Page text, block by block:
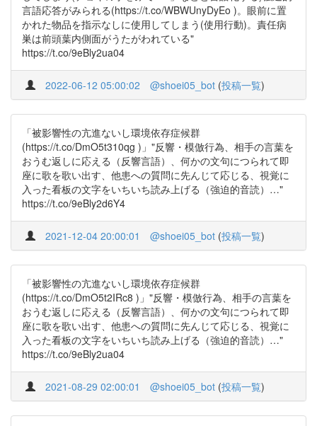
言語応答がみられる(https://t.co/WBWUnyDyEo )。眼前に置
かれた物品を指示なしに使用してしまう(使用行動)。責任病
巣は前頭葉内側面がうたがわれている"
https://t.co/9eBly2ua04
2022-06-12 05:00:02 @shoei05_bot (投稿一覧)
「被影響性の亢進ないし環境依存症候群
(https://t.co/DmO5t310qg )」"反響・模倣行為、相手の言葉を
おうむ返しに応える（反響言語）、何かの文句につられて即
座に歌を歌い出す、他患への質問に先んじて応じる、視覚に
入った看板の文字をいちいち読み上げる（強迫的音読）…"
https://t.co/9eBly2d6Y4
2021-12-04 20:00:01 @shoei05_bot (投稿一覧)
「被影響性の亢進ないし環境依存症候群
(https://t.co/DmO5t2IRc8 )」"反響・模倣行為、相手の言葉を
おうむ返しに応える（反響言語）、何かの文句につられて即
座に歌を歌い出す、他患への質問に先んじて応じる、視覚に
入った看板の文字をいちいち読み上げる（強迫的音読）…"
https://t.co/9eBly2ua04
2021-08-29 02:00:01 @shoei05_bot (投稿一覧)